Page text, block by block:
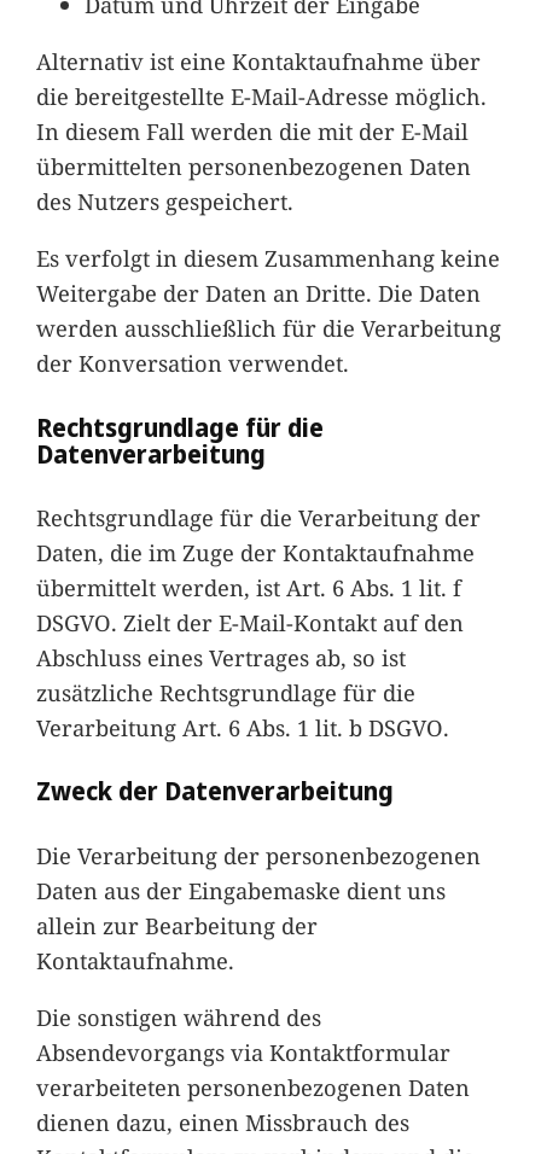
Alternativ ist eine Kontaktaufnahme über
die bereitgestellte E-Mail-Adresse möglich.
In diesem Fall werden die mit der E-Mail
übermittelten personenbezogenen Daten
des Nutzers gespeichert.
Es verfolgt in diesem Zusammenhang keine
Weitergabe der Daten an Dritte. Die Daten
werden ausschließlich für die Verarbeitung
der Konversation verwendet.
Rechtsgrundlage für die
Datenverarbeitung
Rechtsgrundlage für die Verarbeitung der
Daten, die im Zuge der Kontaktaufnahme
übermittelt werden, ist Art. 6 Abs. 1 lit. f
DSGVO. Zielt der E-Mail-Kontakt auf den
Abschluss eines Vertrages ab, so ist
zusätzliche Rechtsgrundlage für die
Verarbeitung Art. 6 Abs. 1 lit. b DSGVO.
Zweck der Datenverarbeitung
Die Verarbeitung der personenbezogenen
Daten aus der Eingabemaske dient uns
allein zur Bearbeitung der
Kontaktaufnahme.
Die sonstigen während des
Absendevorgangs via Kontaktformular
verarbeiteten personenbezogenen Daten
dienen dazu, einen Missbrauch des